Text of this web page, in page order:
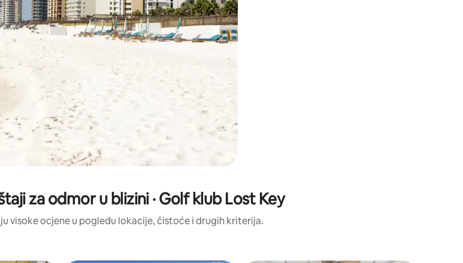
za odmor u blizini · Golf klub Lost Key
visoke ocjene u pogledu lokacije, čistoće i drugih kriterija.